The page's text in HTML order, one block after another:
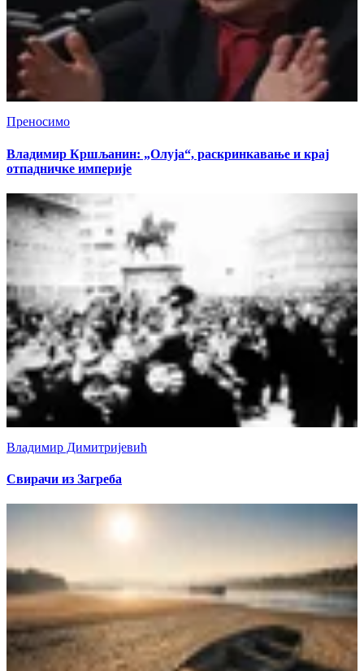
Преносимо
Владимир Кршљанин: „Олуја“, раскринкавање и крај
отпадничке империје
Владимир Димитријевић
Свирачи из Загреба